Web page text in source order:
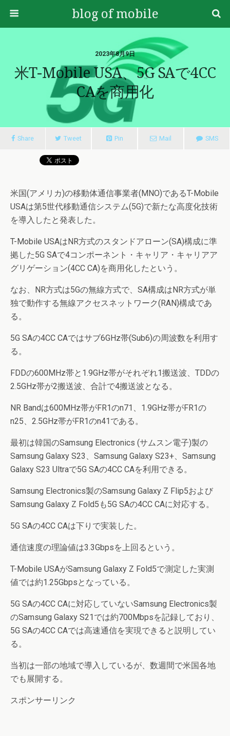
blog of mobile
2023年8月9日
米T-Mobile USA、5G SAで4CC
CAを商用化
Share Tweet Pin Mail SMS
米国(アメリカ)の移動体通信事業者(MNO)であるT-Mobile
USAは第5世代移動通信システム(5G)で新たな高度化技術
を導入したと発表した。
T-Mobile USAはNR方式のスタンドアローン(SA)構成に準
拠した5G SAで4コンポーネント・キャリア・キャリアア
グリゲーション(4CC CA)を商用化したという。
なお、NR方式は5Gの無線方式で、SA構成はNR方式が単
独で動作する無線アクセスネットワーク(RAN)構成であ
る。
5G SAの4CC CAではサブ6GHz帯(Sub6)の周波数を利用す
る。
FDDの600MHz帯と1.9GHz帯がそれぞれ1搬送波、TDDの
2.5GHz帯が2搬送波、合計で4搬送波となる。
NR Bandは600MHz帯がFR1のn71、1.9GHz帯がFR1の
n25、2.5GHz帯がFR1のn41である。
最初は韓国のSamsung Electronics (サムスン電子)製の
Samsung Galaxy S23、Samsung Galaxy S23+、Samsung
Galaxy S23 Ultraで5G SAの4CC CAを利用できる。
Samsung Electronics製のSamsung Galaxy Z Flip5および
Samsung Galaxy Z Fold5も5G SAの4CC CAに対応する。
5G SAの4CC CAは下りで実装した。
通信速度の理論値は3.3Gbpsを上回るという。
T-Mobile USAがSamsung Galaxy Z Fold5で測定した実測
値では約1.25Gbpsとなっている。
5G SAの4CC CAに対応していないSamsung Electronics製
のSamsung Galaxy S21では約700Mbpsを記録しており、
5G SAの4CC CAでは高速通信を実現できると説明してい
る。
当初は一部の地域で導入しているが、数週間で米国各地
でも展開する。
スポンサーリンク